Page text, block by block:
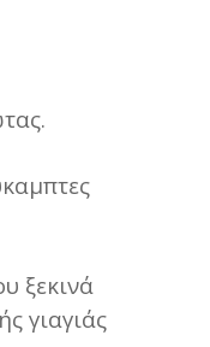
ξεκινά
γιαγιάς